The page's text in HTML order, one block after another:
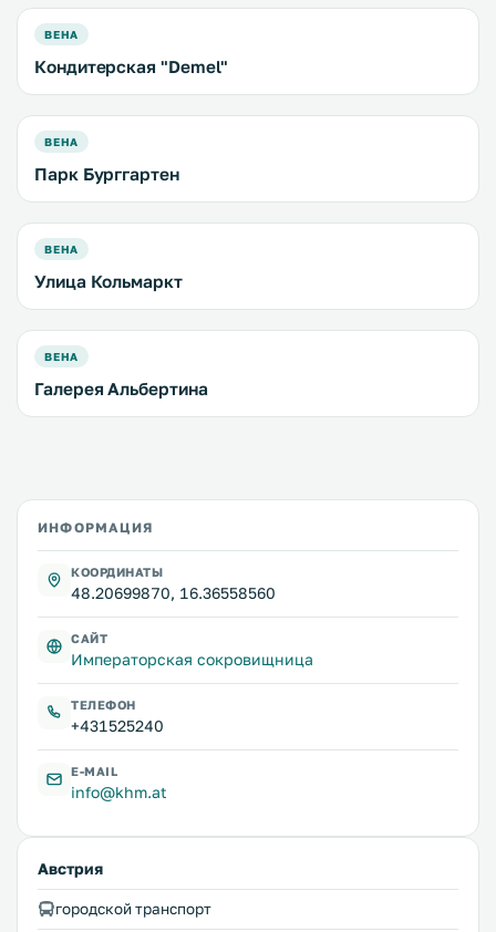
ВЕНА
Кондитерская "Demel"
ВЕНА
Парк Бурггартен
ВЕНА
Улица Кольмаркт
ВЕНА
Галерея Альбертина
ИНФОРМАЦИЯ
КООРДИНАТЫ
48.20699870, 16.36558560
САЙТ
Императорская сокровищница
ТЕЛЕФОН
+431525240
E-MAIL
info@khm.at
Австрия
городской транспорт